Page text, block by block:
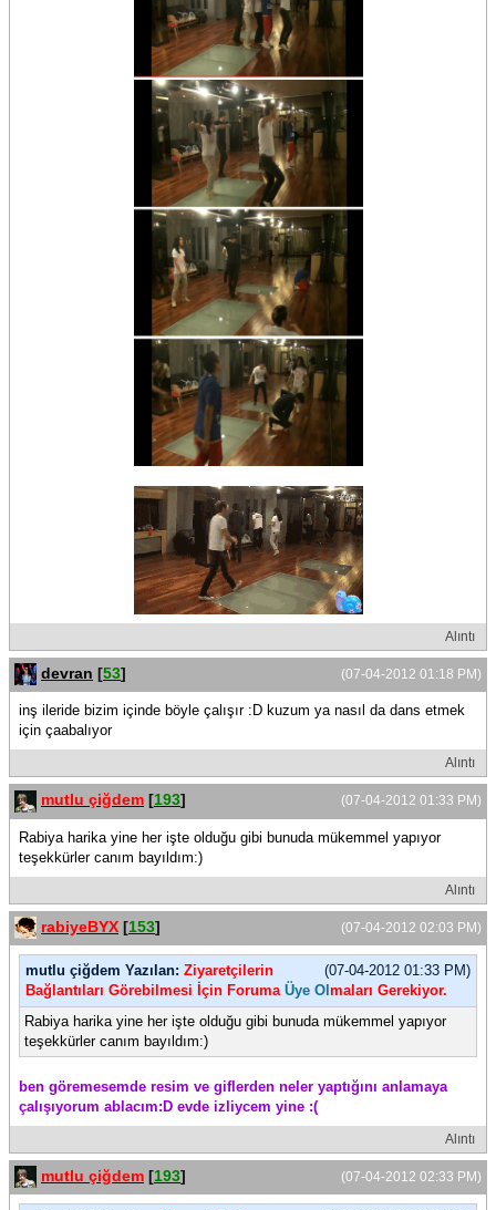
Alıntı
(07-04-2012 01:18 PM)
devran [53]
inş ileride bizim içinde böyle çalışır :D kuzum ya nasıl da dans etmek
için çaabalıyor
Alıntı
(07-04-2012 01:33 PM)
mutlu çiğdem [193]
Rabiya harika yine her işte olduğu gibi bunuda mükemmel yapıyor
teşekkürler canım bayıldım:)
Alıntı
(07-04-2012 02:03 PM)
rabiyeBYX [153]
(07-04-2012 01:33 PM)
mutlu çiğdem Yazılan: Ziyaretçilerin
Bağlantıları Görebilmesi İçin Foruma Üye Ol maları Gerekiyor.
Rabiya harika yine her işte olduğu gibi bunuda mükemmel yapıyor
teşekkürler canım bayıldım:)
ben göremesemde resim ve giflerden neler yaptığını anlamaya
çalışıyorum ablacım:D evde izliycem yine :(
Alıntı
(07-04-2012 02:33 PM)
mutlu çiğdem [193]